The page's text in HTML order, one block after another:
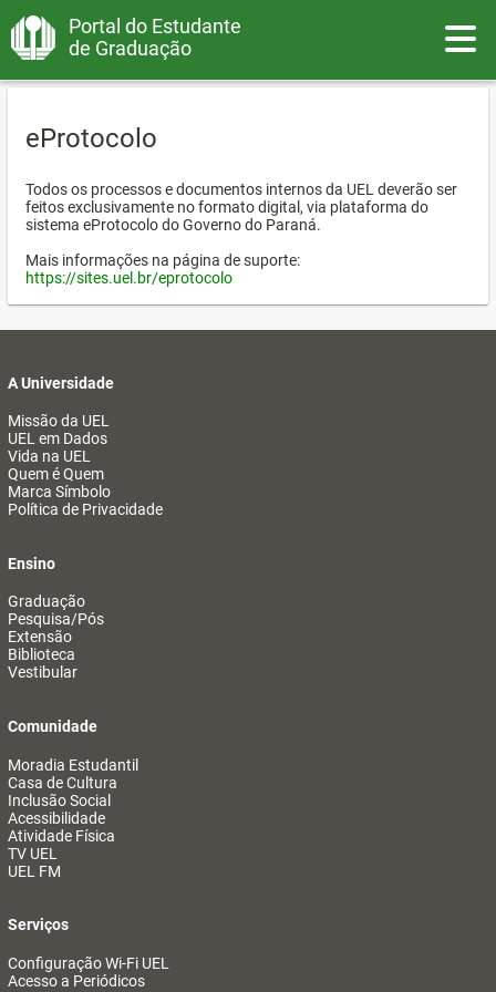
Portal do Estudante
de Graduação
eProtocolo
Todos os processos e documentos internos da UEL deverão ser
feitos exclusivamente no formato digital, via plataforma do
sistema eProtocolo do Governo do Paraná.
Mais informações na página de suporte:
https://sites.uel.br/eprotocolo
A Universidade
Missão da UEL
UEL em Dados
Vida na UEL
Quem é Quem
Marca Símbolo
Política de Privacidade
Ensino
Graduação
Pesquisa/Pós
Extensão
Biblioteca
Vestibular
Comunidade
Moradia Estudantil
Casa de Cultura
Inclusão Social
Acessibilidade
Atividade Física
TV UEL
UEL FM
Serviços
Configuração Wi-Fi UEL
Acesso a Periódicos